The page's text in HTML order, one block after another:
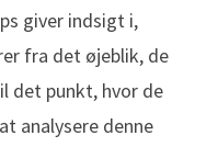
giver indsigt i,
fra det øjeblik, de
det punkt, hvor de
analysere denne